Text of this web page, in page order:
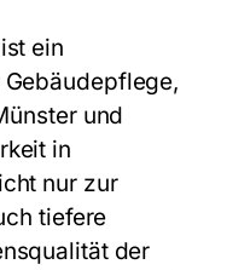
ist ein
und
in
nur zur
tiefere
der